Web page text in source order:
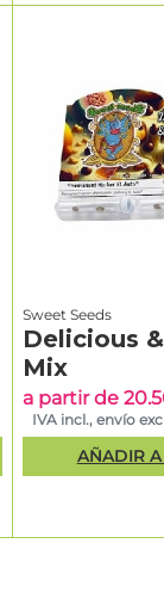
Sweet Seeds
Delicious
Mix
a partir de
IVA incl., envío
AÑADIR A